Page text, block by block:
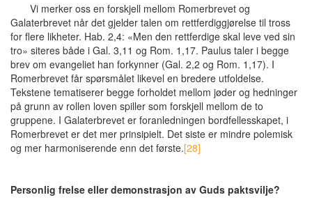
Vi merker oss en forskjell mellom Romerbrevet og
Galaterbrevet når det gjelder talen om rettferdiggjørelse til tross
for flere likheter. Hab. 2,4: «Men den rettferdige skal leve ved sin
tro» siteres både i Gal. 3,11 og Rom. 1,17. Paulus taler i begge
brev om evangeliet han forkynner (Gal. 2,2 og Rom. 1,17). I
Romerbrevet får spørsmålet likevel en bredere utfoldelse.
Tekstene tematiserer begge forholdet mellom jøder og hedninger
på grunn av rollen loven spiller som forskjell mellom de to
gruppene. I Galaterbrevet er foranledningen bordfellesskapet, i
Romerbrevet er det mer prinsipielt. Det siste er mindre polemisk
og mer harmoniserende enn det første.[28]
Personlig frelse eller demonstrasjon av Guds paktsvilje?